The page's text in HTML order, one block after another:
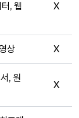
, 웹
X
상 X
, 원
X